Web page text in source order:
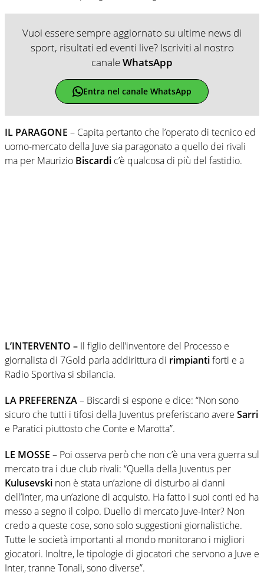
Vuoi essere sempre aggiornato su ultime news di
sport, risultati ed eventi live? Iscriviti al nostro
canaleWhatsApp
Entra nel canale WhatsApp
IL PARAGONE – Capita pertanto che l’operato di tecnico ed
uomo-mercato della Juve sia paragonato a quello dei rivali
ma per Maurizio Biscardi c’è qualcosa di più del fastidio.
L’INTERVENTO – Il figlio dell’inventore del Processo e
giornalista di 7Gold parla addirittura di rimpiantiforti e a
Radio Sportiva si sbilancia.
LA PREFERENZA– Biscardi si espone e dice: “Non sono
sicuro che tutti i tifosi della Juventus preferiscano avere Sarri
e Paratici piuttosto che Conte e Marotta”.
LE MOSSE – Poi osserva però che non c’è una vera guerra sul
mercato tra i due club rivali: “Quella della Juventus per
Kulusevski non è stata un’azione di disturbo ai danni
dell’Inter, ma un’azione di acquisto. Ha fatto i suoi conti ed ha
messo a segno il colpo. Duello di mercato Juve-Inter? Non
credo a queste cose, sono solo suggestioni giornalistiche.
Tutte le società importanti al mondo monitorano i migliori
giocatori. Inoltre, le tipologie di giocatori che servono a Juve e
Inter, tranne Tonali, sono diverse”.